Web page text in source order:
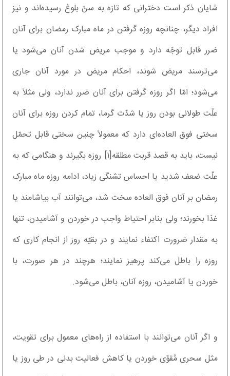
شایان ذکر است دخترانی که تازه به سنّ بلوغ رسیده‌اند و نیز
افراد دیگر، چنانچه روزه گرفتن در ماه مبارک رمضان برای آنان
ضرر قابل توجّه دارد و موجب مریض شدن آنان می‌شود یا
می‌ترسند مریض شوند، احکام مریض در مورد آنان جاری
می‌شود؛ امّا اگر روزه گرفتن برای آنان ضرر ندارد، ولی مثلاً به
علّت طولانی بودن روز یا شدّت گرما، تمام کردن روزه برای آنان
سختی فوق العاده‌ای دارد که معمولاً چنین سختی قابل تحمّل
نیست، باید به قصد قربت مطلقه[۱] روزه بگیرند و هنگامی که به
علّت ضعف شدید یا احساس تشنگی زیاد، ادامه روزه ماه مبارک
رمضان بر آنان فوق العاده سخت شد، می‌توانند آب بیاشامند یا
غذا بخورند؛ ولی بنابر احتیاط واجب در خوردن و آشامیدن، تنها
به مقدار ضرورت اکتفاء نمایند و در بقیّه روز از انجام کاری که
روزه را باطل می‌کند پرهیز نمایند؛ هرچند در هر صورت، با
خوردن یا آشامیدن، روزه آنان، باطل می‌شود.
و اگر آنان می‌‌توانند با استفاده از راه‌‌های معمول برای تقویت،
مثل سحری مُقوّی خوردن یا کاهش فعالیت بدنی در طی روز یا